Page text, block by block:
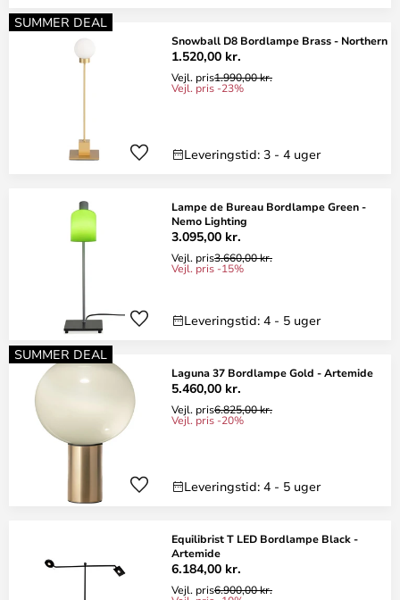
SUMMER DEAL
Snowball D8 Bordlampe Brass - Northern
1.520,00 kr.
Vejl. pris1.990,00 kr.
Vejl. pris -23%
Leveringstid: 3 - 4 uger
Lampe de Bureau Bordlampe Green -
Nemo Lighting
3.095,00 kr.
Vejl. pris3.660,00 kr.
Vejl. pris -15%
Leveringstid: 4 - 5 uger
SUMMER DEAL
Laguna 37 Bordlampe Gold - Artemide
5.460,00 kr.
Vejl. pris6.825,00 kr.
Vejl. pris -20%
Leveringstid: 4 - 5 uger
Equilibrist T LED Bordlampe Black -
Artemide
6.184,00 kr.
Vejl. pris6.900,00 kr.